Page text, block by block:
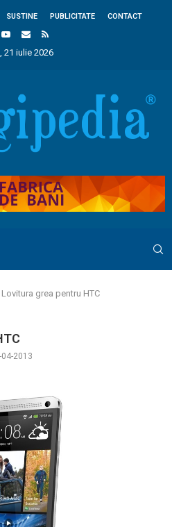
SUSTINE PUBLICITATE CONTACT
21 iulie 2026
Lovitura grea pentru HTC
04-2013